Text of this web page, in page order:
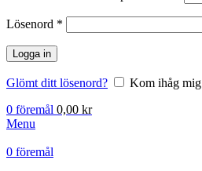
Lösenord *
Logga in
Glömt ditt lösenord?
Kom ihåg mig
0 föremål 0,00 kr
Menu
0 föremål